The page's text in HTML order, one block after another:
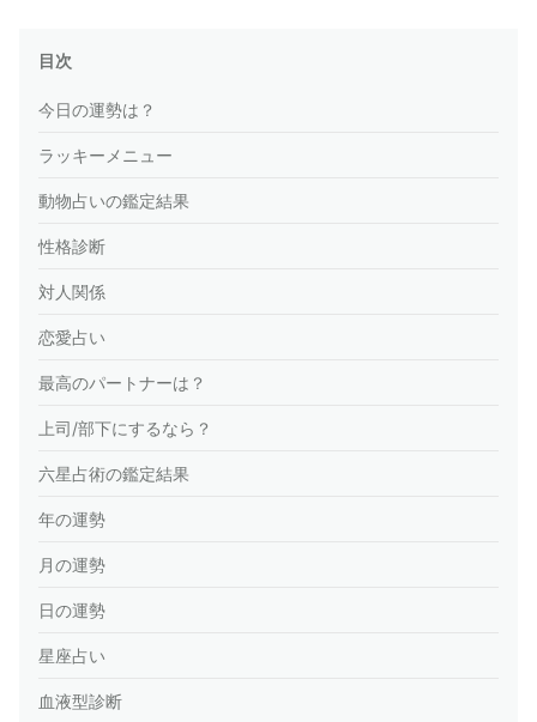
目次
今日の運勢は？
ラッキーメニュー
動物占いの鑑定結果
性格診断
対人関係
恋愛占い
最高のパートナーは？
上司/部下にするなら？
六星占術の鑑定結果
年の運勢
月の運勢
日の運勢
星座占い
血液型診断